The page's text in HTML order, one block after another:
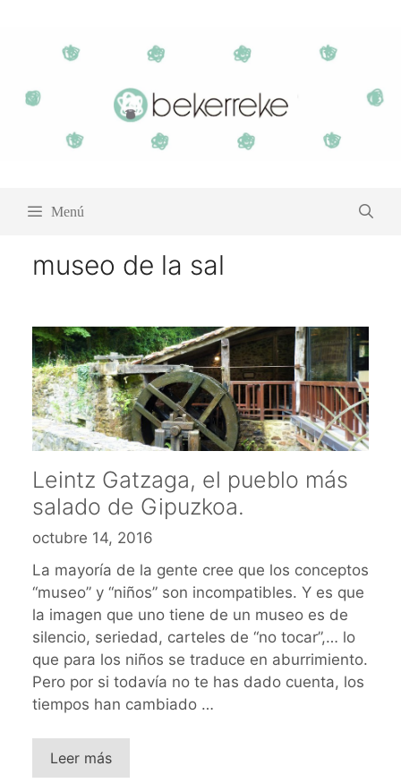
contenido
Menú
museo de la sal
Leintz Gatzaga, el pueblo más
salado de Gipuzkoa.
octubre 14, 2016
La mayoría de la gente cree que los conceptos
“museo” y “niños” son incompatibles. Y es que
la imagen que uno tiene de un museo es de
silencio, seriedad, carteles de “no tocar”,… lo
que para los niños se traduce en aburrimiento.
Pero por si todavía no te has dado cuenta, los
tiempos han cambiado …
Leer más